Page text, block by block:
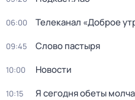
06:00 Телеканал «Доброе
09:45 Слово пастыря
10:00 Новости
10:15 Я сегодня обеты